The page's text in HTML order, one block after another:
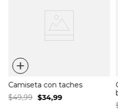
+
Camiseta con taches
$49,99 $34,99